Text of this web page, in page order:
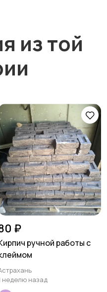
из той
₽
ручной работы с
неделю назад